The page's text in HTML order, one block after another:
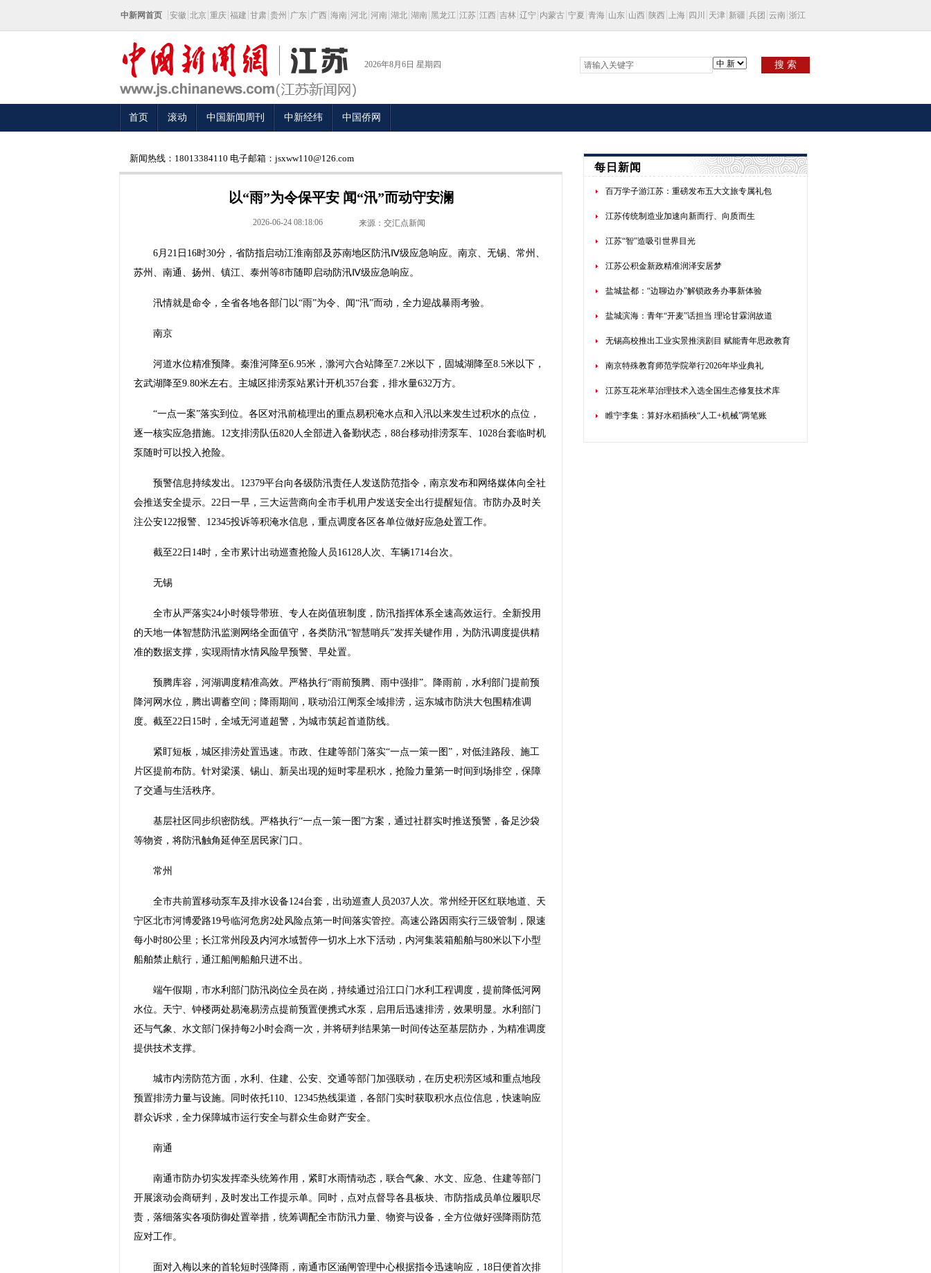
中新网首页 安徽 北京 重庆 福建 甘肃 贵州 广东 广西 海南 河北 河南 湖北 湖南 黑龙江 江苏 江西 吉林 辽宁 内蒙古 宁夏 青海 山东 山西 陕西 上海 四川 天津 新疆 兵团 云南 浙江
2026年8月6日 星期四 搜 索
首页 滚动 中国新闻周刊 中新经纬 中国侨网
新闻热线：18013384110 电子邮箱：jsxww110@126.com
以“雨”为令保平安 闻“汛”而动守安澜
2026-06-24 08:18:06 来源：交汇点新闻
6月21日16时30分，省防指启动江淮南部及苏南地区防汛Ⅳ级应急响应。南京、无锡、常州、
苏州、南通、扬州、镇江、泰州等8市随即启动防汛Ⅳ级应急响应。
汛情就是命令，全省各地各部门以“雨”为令、闻“汛”而动，全力迎战暴雨考验。
南京
河道水位精准预降。秦淮河降至6.95米，滁河六合站降至7.2米以下，固城湖降至8.5米以下，
玄武湖降至9.80米左右。主城区排涝泵站累计开机357台套，排水量632万方。
“一点一案”落实到位。各区对汛前梳理出的重点易积淹水点和入汛以来发生过积水的点位，
逐一核实应急措施。12支排涝队伍820人全部进入备勤状态，88台移动排涝泵车、1028台套临时机
泵随时可以投入抢险。
预警信息持续发出。12379平台向各级防汛责任人发送防范指令，南京发布和网络媒体向全社
会推送安全提示。22日一早，三大运营商向全市手机用户发送安全出行提醒短信。市防办及时关
注公安122报警、12345投诉等积淹水信息，重点调度各区各单位做好应急处置工作。
截至22日14时，全市累计出动巡查抢险人员16128人次、车辆1714台次。
无锡
全市从严落实24小时领导带班、专人在岗值班制度，防汛指挥体系全速高效运行。全新投用
的天地一体智慧防汛监测网络全面值守，各类防汛“智慧哨兵”发挥关键作用，为防汛调度提供精
准的数据支撑，实现雨情水情风险早预警、早处置。
预腾库容，河湖调度精准高效。严格执行“雨前预腾、雨中强排”。降雨前，水利部门提前预
降河网水位，腾出调蓄空间；降雨期间，联动沿江闸泵全域排涝，运东城市防洪大包围精准调
度。截至22日15时，全域无河道超警，为城市筑起首道防线。
紧盯短板，城区排涝处置迅速。市政、住建等部门落实“一点一策一图”，对低洼路段、施工
片区提前布防。针对梁溪、锡山、新吴出现的短时零星积水，抢险力量第一时间到场排空，保障
了交通与生活秩序。
基层社区同步织密防线。严格执行“一点一策一图”方案，通过社群实时推送预警，备足沙袋
等物资，将防汛触角延伸至居民家门口。
常州
全市共前置移动泵车及排水设备124台套，出动巡查人员2037人次。常州经开区红联地道、天
宁区北市河博爱路19号临河危房2处风险点第一时间落实管控。高速公路因雨实行三级管制，限速
每小时80公里；长江常州段及内河水域暂停一切水上水下活动，内河集装箱船舶与80米以下小型
船舶禁止航行，通江船闸船舶只进不出。
端午假期，市水利部门防汛岗位全员在岗，持续通过沿江口门水利工程调度，提前降低河网
水位。天宁、钟楼两处易淹易涝点提前预置便携式水泵，启用后迅速排涝，效果明显。水利部门
还与气象、水文部门保持每2小时会商一次，并将研判结果第一时间传达至基层防办，为精准调度
提供技术支撑。
城市内涝防范方面，水利、住建、公安、交通等部门加强联动，在历史积涝区域和重点地段
预置排涝力量与设施。同时依托110、12345热线渠道，各部门实时获取积水点位信息，快速响应
群众诉求，全力保障城市运行安全与群众生命财产安全。
南通
南通市防办切实发挥牵头统筹作用，紧盯水雨情动态，联合气象、水文、应急、住建等部门
开展滚动会商研判，及时发出工作提示单。同时，点对点督导各县板块、市防指成员单位履职尽
责，落细落实各项防御处置举措，统筹调配全市防汛力量、物资与设备，全方位做好强降雨防范
应对工作。
面对入梅以来的首轮短时强降雨，南通市区涵闸管理中心根据指令迅速响应，18日便首次排
每日新闻
百万学子游江苏：重磅发布五大文旅专属礼包
江苏传统制造业加速向新而行、向质而生
江苏“智”造吸引世界目光
江苏公积金新政精准润泽安居梦
盐城盐都：“边聊边办”解锁政务办事新体验
盐城滨海：青年“开麦”话担当 理论甘霖润故道
无锡高校推出工业实景推演剧目 赋能青年思政教育
南京特殊教育师范学院举行2026年毕业典礼
江苏互花米草治理技术入选全国生态修复技术库
睢宁李集：算好水稻插秧“人工+机械”两笔账